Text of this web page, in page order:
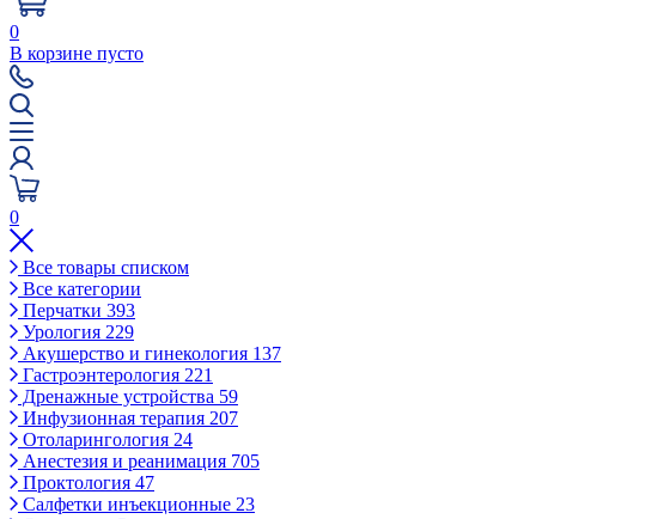
0
В корзине пусто
0
Все товары списком
Все категории
Перчатки 393
Урология 229
Акушерство и гинекология 137
Гастроэнтерология 221
Дренажные устройства 59
Инфузионная терапия 207
Отоларингология 24
Анестезия и реанимация 705
Проктология 47
Салфетки инъекционные 23